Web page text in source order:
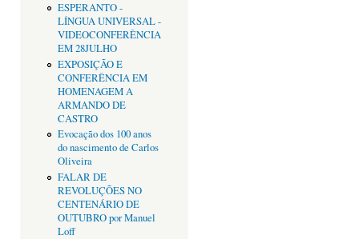
ESPERANTO -
LÍNGUA UNIVERSAL -
VIDEOCONFERÊNCIA
EM 28JULHO
EXPOSIÇÃO E
CONFERÊNCIA EM
HOMENAGEM A
ARMANDO DE
CASTRO
Evocação dos 100 anos
do nascimento de Carlos
Oliveira
FALAR DE
REVOLUÇÕES NO
CENTENÁRIO DE
OUTUBRO por Manuel
Loff